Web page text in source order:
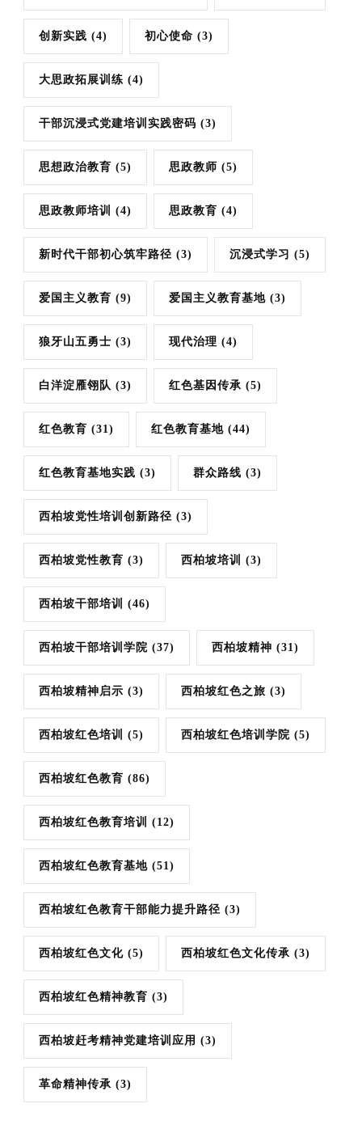
创新实践 (4) 初心使命 (3)
大思政拓展训练 (4)
干部沉浸式党建培训实践密码 (3)
思想政治教育 (5) 思政教师 (5)
思政教师培训 (4) 思政教育 (4)
新时代干部初心筑牢路径 (3) 沉浸式学习 (5)
爱国主义教育 (9) 爱国主义教育基地 (3)
狼牙山五勇士 (3) 现代治理 (4)
白洋淀雁翎队 (3) 红色基因传承 (5)
红色教育 (31) 红色教育基地 (44)
红色教育基地实践 (3) 群众路线 (3)
西柏坡党性培训创新路径 (3)
西柏坡党性教育 (3) 西柏坡培训 (3)
西柏坡干部培训 (46)
西柏坡干部培训学院 (37) 西柏坡精神 (31)
西柏坡精神启示 (3) 西柏坡红色之旅 (3)
西柏坡红色培训 (5) 西柏坡红色培训学院 (5)
西柏坡红色教育 (86)
西柏坡红色教育培训 (12)
西柏坡红色教育基地 (51)
西柏坡红色教育干部能力提升路径 (3)
西柏坡红色文化 (5) 西柏坡红色文化传承 (3)
西柏坡红色精神教育 (3)
西柏坡赶考精神党建培训应用 (3)
革命精神传承 (3)